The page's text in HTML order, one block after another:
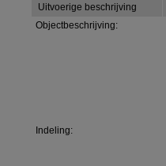
Uitvoerige beschrijving
Objectbeschrijving:
Indeling: